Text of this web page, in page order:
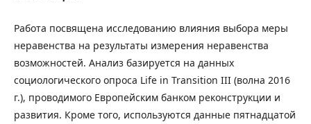
Работа посвящена исследованию влияния выбора меры
неравенства на результаты измерения неравенства
возможностей. Анализ базируется на данных
социологического опроса Life in Transition III (волна 2016
г.), проводимого Европейским банком реконструкции и
развития. Кроме того, используются данные пятнадцатой